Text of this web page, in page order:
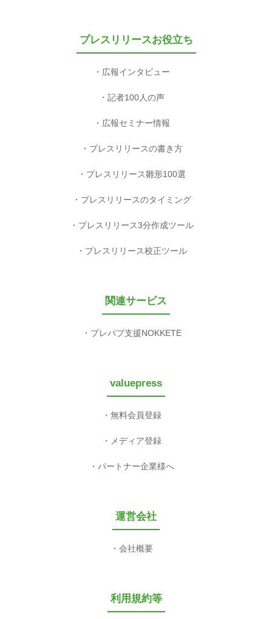
プレスリリースお役立ち
広報インタビュー
記者100人の声
広報セミナー情報
プレスリリースの書き方
プレスリリース雛形100選
プレスリリースのタイミング
プレスリリース3分作成ツール
プレスリリース校正ツール
関連サービス
プレパブ支援NOKKETE
valuepress
無料会員登録
メディア登録
パートナー企業様へ
運営会社
会社概要
利用規約等